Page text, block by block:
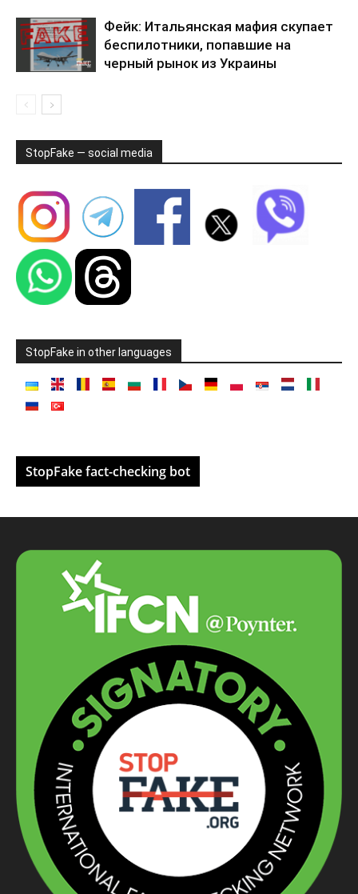
Фейк: Итальянская мафия скупает
беспилотники, попавшие на
черный рынок из Украины
StopFake — social media
StopFake in other languages
StopFake fact-checking bot